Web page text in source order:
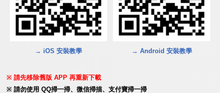
→ iOS 安裝教學 → Android 安裝教學
請先移除舊版 APP 再重新下載
請勿使用 QQ掃一掃、微信掃描、支付寶掃一掃